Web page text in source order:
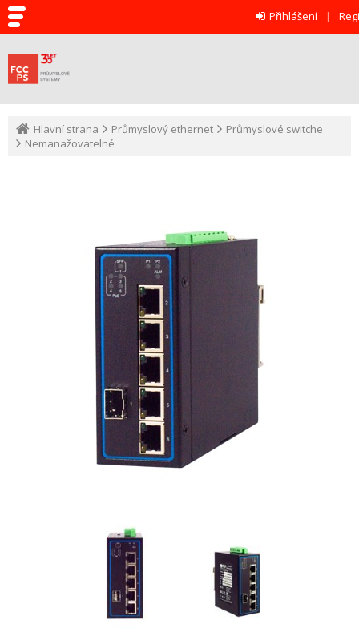
Přihlášení
Hlavní strana Průmyslový ethernet
Průmyslové switche
Nemanažovatelné